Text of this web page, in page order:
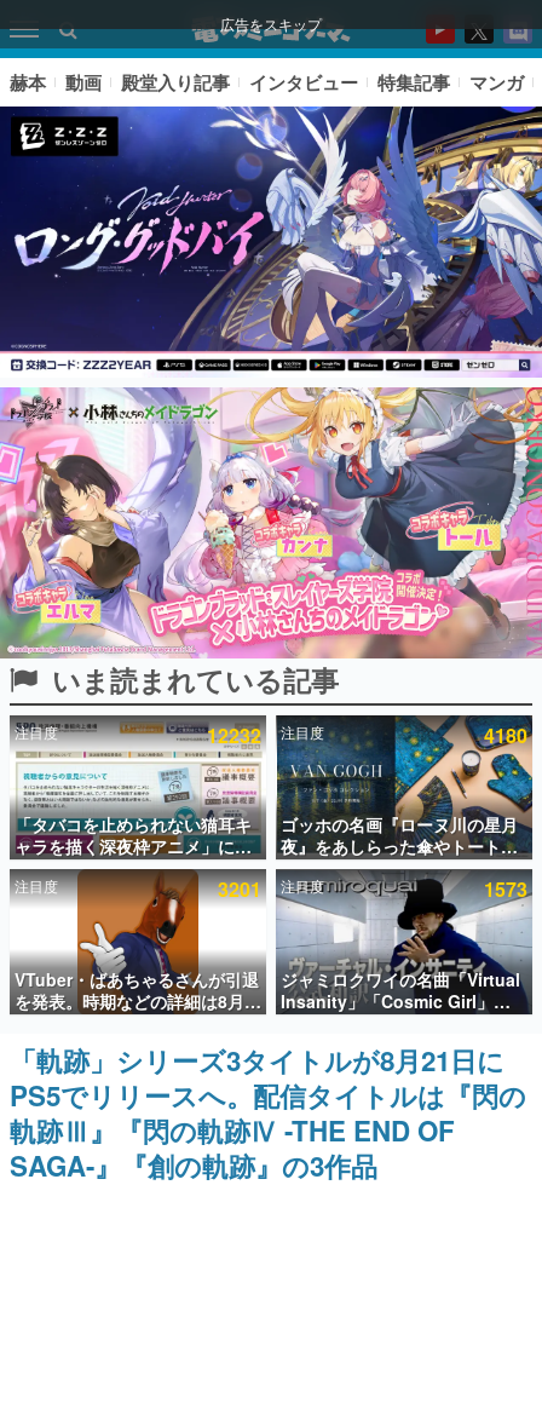
広告をスキップ
ピックアップ
電ファミのいま読まれている記事ランキング
アプリセール情報
インタビュー
連載・特集一覧
殿堂入り記事
SNS拡散数が数千以上！ ページビュー数万以上！ などな
ど。多くの人々に読まれた、電ファミ渾身の“殿堂入り”記
事をまとめました。
ゲームの企画書
名作ゲームクリエイターの方々に製作時のエピソードをお
聞きし、ヒットする企画（ゲーム）とは何か？を探ってい
きます。
赫本
この物語を解いてはいけない。『赫本』は、〈試験問題〉
の形をした短編ホラー小説集です。
新世代に訊く
これからのデジタルゲーム市場を担う若きクリエイター達
の姿を追い、彼らのルーツと情熱を探っていきます。
ゲーム世代の作家たち
ゲームに多大な影響を受けた作家さんに取材し、ゲームが
日本のコンテンツ産業やカルチャーに与えた影響を探る企
画です。
日本モバイルゲーム産業史
日本のモバイルゲーム史における主要なトピック・タイト
赫本 動画 殿堂入り記事 インタビュー 特集記事 マンガ
いま読まれている記事
注目度 12232
「タバコを止められない猫耳キ
ャラを描く深夜枠アニメ」に視
聴者の一部から批判意見。違法
薬物の使用と思しき描写も含め
て、BPOが議論を交わす
注目度 4180
ゴッホの名画『ローヌ川の星月
夜』をあしらった傘やトートバ
ッグなどが登場。8月7日21時よ
り2日間限定で予約販売
注目度 3201
VTuber・ばあちゃるさんが引退
を発表。時期などの詳細は8月9
日15時からの配信で説明
注目度 1573
ジャミロクワイの名曲「Virtual
Insanity」「Cosmic Girl」
「Canned Heat」公式日本語字
幕付きMVがいきなり公開！
「SUMMER SONIC 2026」での
9年ぶりとなる日本公演を記念し
て
「軌跡」シリーズ3タイトルが8月21日に
PS5でリリースへ。配信タイトルは『閃の
軌跡Ⅲ』『閃の軌跡Ⅳ -THE END OF
SAGA-』『創の軌跡』の3作品